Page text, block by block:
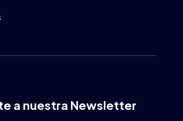
a nuestra Newsletter